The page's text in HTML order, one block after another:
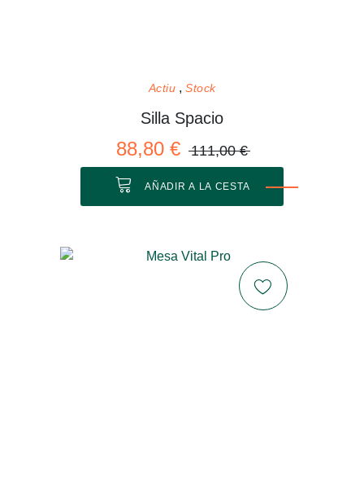
Actiu Stock
Silla Spacio
88,80 € 111,00 €
AÑADIR A LA CESTA